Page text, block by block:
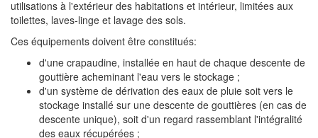
utilisations à l'extérieur des habitations et intérieur, limitées aux
toilettes, laves-linge et lavage des sols.
Ces équipements doivent être constitués:
d'une crapaudine, installée en haut de chaque descente de
gouttière acheminant l'eau vers le stockage ;
d'un système de dérivation des eaux de pluie soit vers le
stockage installé sur une descente de gouttières (en cas de
descente unique), soit d'un regard rassemblant l'intégralité
des eaux récupérées ;